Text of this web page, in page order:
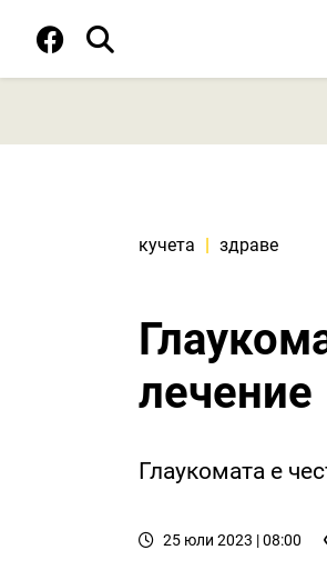
кучета | здраве
лечение
Глаукомата е
25 юли 2023 | 08:00